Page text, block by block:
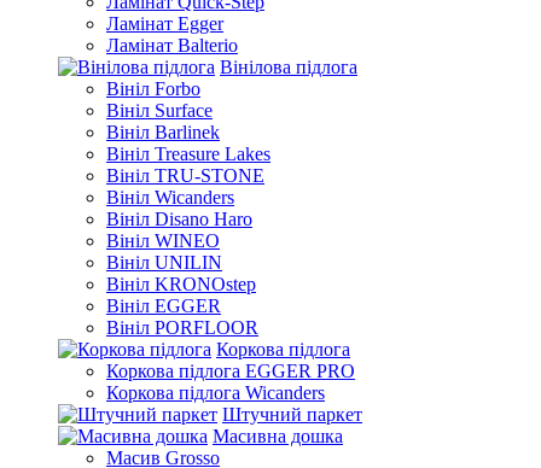
Ламінат Egger
Ламінат Balterio
Вінілова підлога
Вініл Forbo
Вініл Surface
Вініл Barlinek
Вініл Treasure Lakes
Вініл TRU-STONE
Вініл Wicanders
Вініл Disano Haro
Вініл WINEO
Вініл UNILIN
Вініл KRONOstep
Вініл EGGER
Вініл PORFLOOR
Коркова підлога
Коркова підлога EGGER PRO
Коркова підлога Wicanders
Штучний паркет
Масивна дошка
Масив Grosso